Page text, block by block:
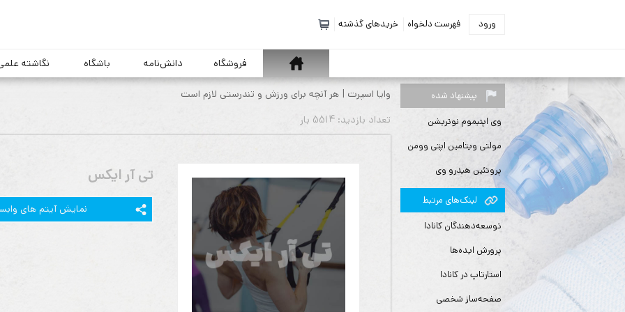
ورود فهرست دلخواه خریدهای گذشته
خانه فروشگاه دانش‌نامه باشگاه نگاشته
پیشنهاد شده
وی اپتیموم نوتریشن
مولتی ویتامین اپتی وومن
پروتئین هیدرو وی
لينك‌های مرتبط
توسعه‌دهندگان کانادا
پرورش ایده‌ها
استارتاپ در کانادا
صفحه‌ساز شخصی
وایا اسپرت | هر آنچه برای ورزش و تندرستی لازم است
تعداد بازديد: 5514 بار
تی آر ایکس
نمایش آیتم های